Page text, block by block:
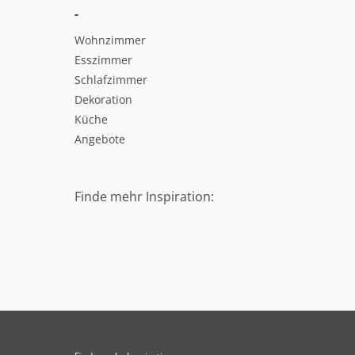
-
Wohnzimmer
Esszimmer
Schlafzimmer
Dekoration
Küche
Angebote
Finde mehr Inspiration: